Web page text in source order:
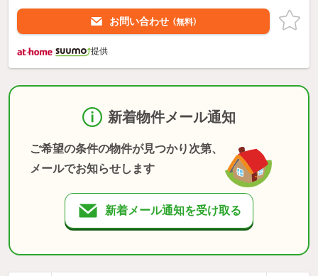
お問い合わせ （無料）
提供
新着物件メール通知
ご希望の条件の物件が見つかり次第、
メールでお知らせします
新着メール通知を受け取る